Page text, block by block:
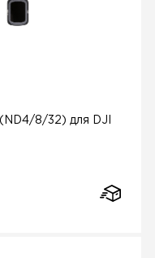
8/32) для DJI